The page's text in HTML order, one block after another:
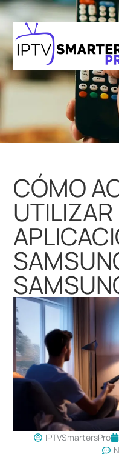
CÓMO
UTILIZAR
IPTVSmartersPro